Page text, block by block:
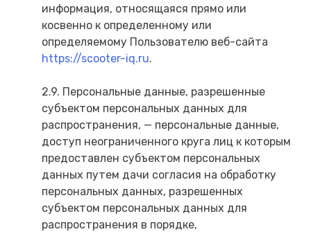
информация, относящаяся прямо или
косвенно к определенному или
определяемому Пользователю веб-сайта
https://scooter-iq.ru.
2.9. Персональные данные, разрешенные
субъектом персональных данных для
распространения, — персональные данные,
доступ неограниченного круга лиц к которым
предоставлен субъектом персональных
данных путем дачи согласия на обработку
персональных данных, разрешенных
субъектом персональных данных для
распространения в порядке,